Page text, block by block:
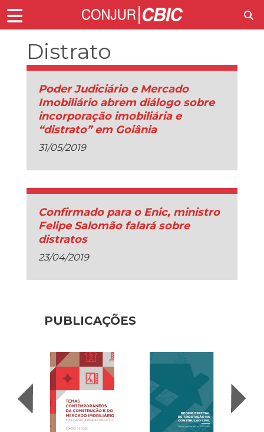
Distrato
Poder Judiciário e Mercado
Imobiliário abrem diálogo sobre
incorporação imobiliária e
“distrato” em Goiânia
31/05/2019
Confirmado para o Enic, ministro
Felipe Salomão falará sobre
distratos
23/04/2019
PUBLICAÇÕES